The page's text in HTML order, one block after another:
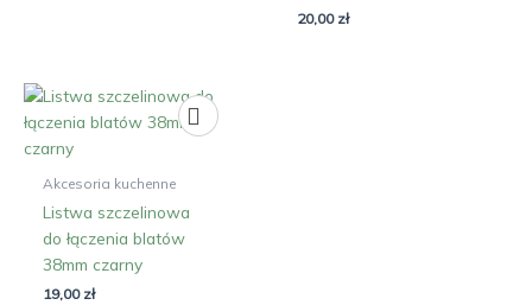
20,00 zł
Akcesoria kuchenne
Listwa szczelinowa
do łączenia blatów
38mm czarny
19,00 zł